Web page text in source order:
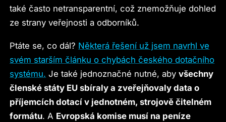
také často netransparentní, což znemožňuje dohled
ze strany veřejnosti a odborníků.
Ptáte se, co dál? Některá řešení už jsem navrhl ve
svém starším článku o chybách českého dotačního
systému. Je také jednoznačné nutné, abyvšechny
členské státy EU sbíraly a zveřejňovaly data o
příjemcích dotací v jednotném, strojově čitelném
formátu. A Evropská komise musí na peníze